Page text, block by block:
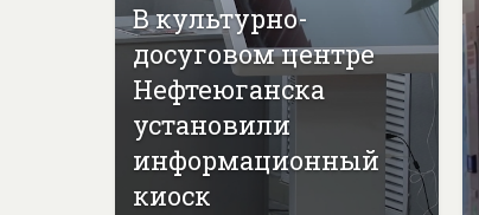
В культурно-
досуговом центре
Нефтеюганска
установили
информационный
киоск